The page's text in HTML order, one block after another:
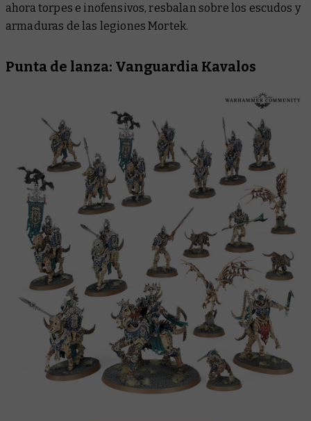
ahora torpes e inofensivos, resbalan sobre los escudos y
armaduras de las legiones Mortek.
Punta de lanza: Vanguardia Kavalos